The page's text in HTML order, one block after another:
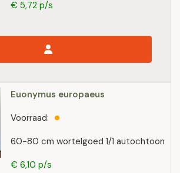
€ 5,72 p/s
Euonymus europaeus
60-80 cm wortelgoed 1/1 autochtoon
Voorraad:
€ 6,10 p/s